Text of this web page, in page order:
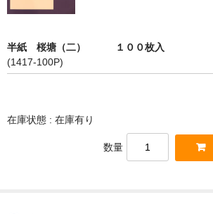
半紙 桜塘（二） １００枚入
(1417-100P)
在庫状態 : 在庫有り
数量